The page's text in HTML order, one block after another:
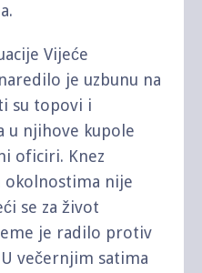
Vijeće
je uzbunu na
su topovi i
u njihove kupole
oficiri. Knez
okolnostima nije
se za život
je radilo protiv
večernjim satima